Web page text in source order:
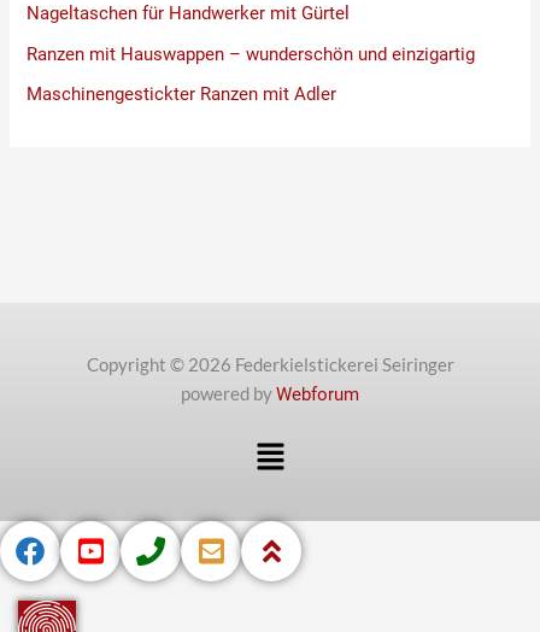
Nageltaschen für Handwerker mit Gürtel
Ranzen mit Hauswappen – wunderschön und einzigartig
Maschinengestickter Ranzen mit Adler
Copyright © 2026 Federkielstickerei Seiringer
powered byWebforum
Menü